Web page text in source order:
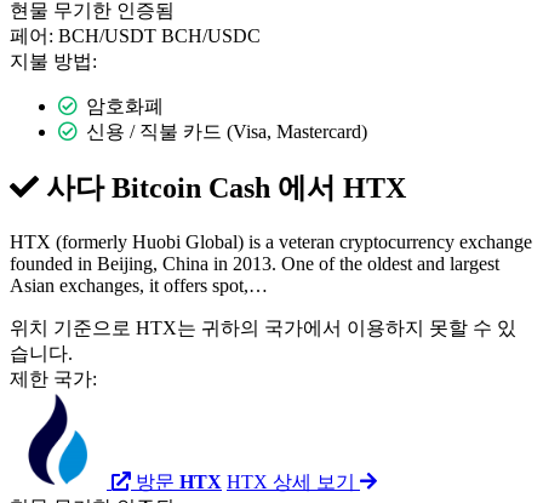
현물 무기한 인증됨
페어: BCH/USDT BCH/USDC
지불 방법:
암호화폐
신용 / 직불 카드 (Visa, Mastercard)
사다 Bitcoin Cash 에서 HTX
HTX (formerly Huobi Global) is a veteran cryptocurrency exchange
founded in Beijing, China in 2013. One of the oldest and largest
Asian exchanges, it offers spot,…
위치 기준으로 HTX는 귀하의 국가에서 이용하지 못할 수 있
습니다.
제한 국가:
방문 HTX HTX 상세 보기